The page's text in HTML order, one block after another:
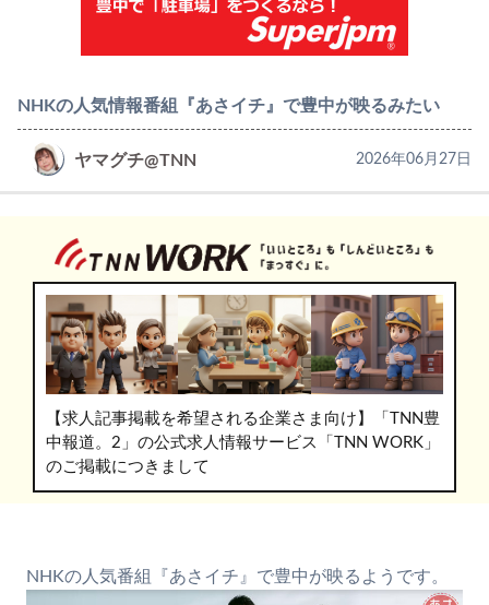
NHKの人気情報番組『あさイチ』で豊中が映るみたい
ヤマグチ@TNN 2026年06月27日
【求人記事掲載を希望される企業さま向け】「TNN豊
中報道。2」の公式求人情報サービス「TNN WORK」
のご掲載につきまして
NHKの人気番組『あさイチ』で豊中が映るようです。